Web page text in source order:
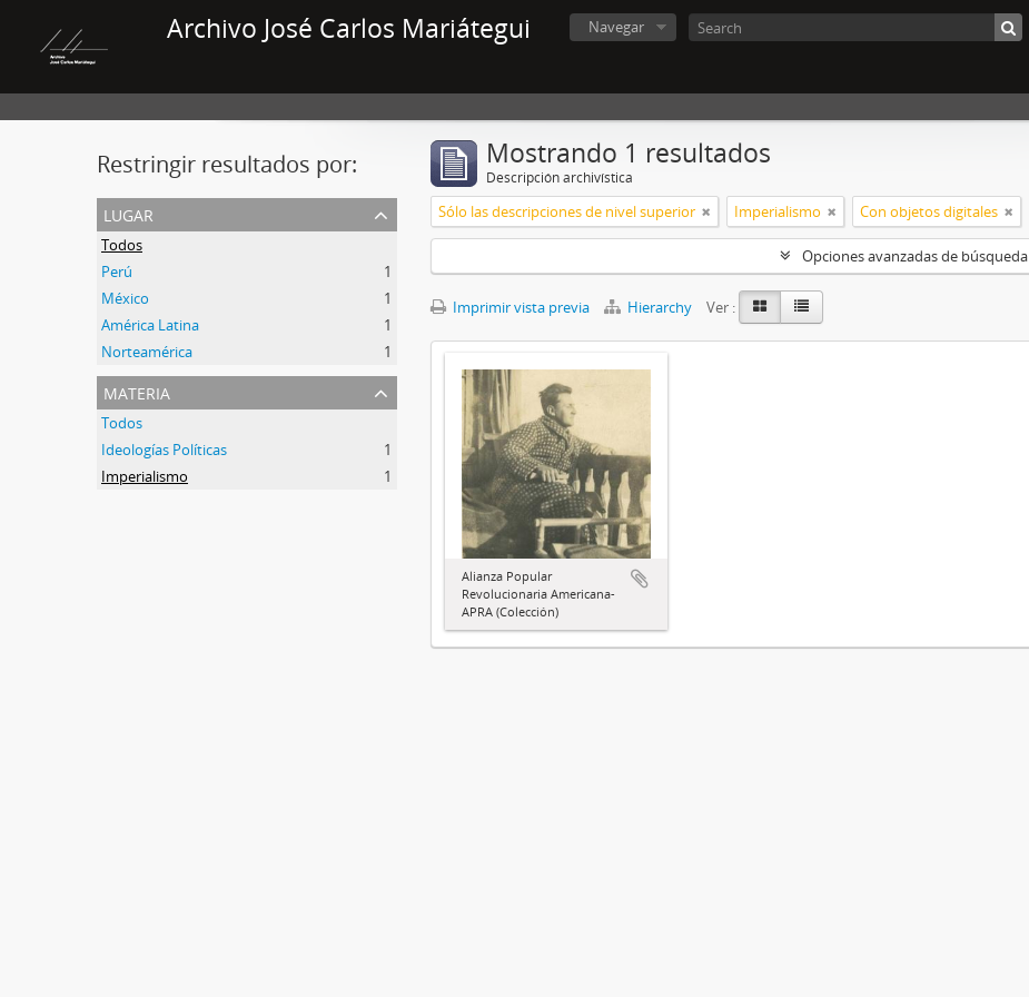
Archivo José Carlos Mariátegui Navegar
Restringir resultados por:
lugar
Todos
Perú
1
México
1
América Latina
1
Norteamérica
1
materia
Todos
Ideologías Políticas
1
Imperialismo
1
Mostrando 1 resultados
Descripción archivística
Sólo las descripciones de nivel superior Imperialismo Con objetos digitales
Opciones avanzadas de búsqueda
Imprimir vista previa Hierarchy Ver :
Alianza Popular
Revolucionaria Americana-
APRA (Colección)